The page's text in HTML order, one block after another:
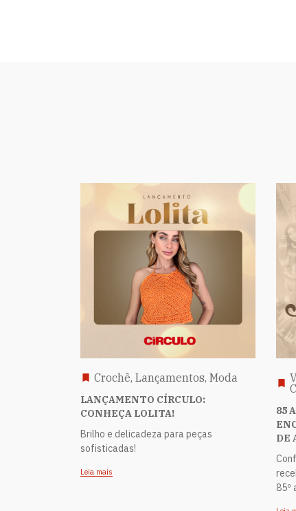
Crochê, Lançamentos, Moda
LANÇAMENTO CÍRCULO:
CONHEÇA LOLITA!
Brilho e delicadeza para peças
sofisticadas!
Leia mais
85
DE
85º